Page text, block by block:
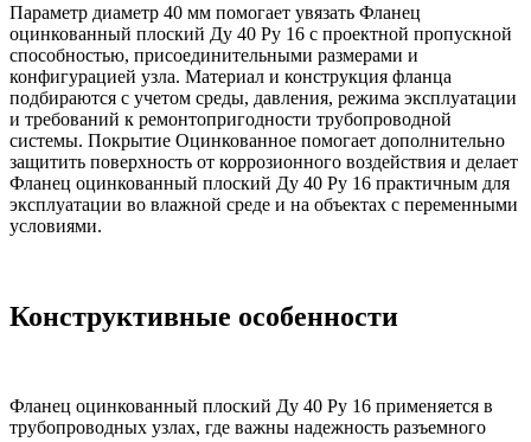
Параметр диаметр 40 мм помогает увязать Фланец
оцинкованный плоский Ду 40 Ру 16 с проектной пропускной
способностью, присоединительными размерами и
конфигурацией узла. Материал и конструкция фланца
подбираются с учетом среды, давления, режима эксплуатации
и требований к ремонтопригодности трубопроводной
системы. Покрытие Оцинкованное помогает дополнительно
защитить поверхность от коррозионного воздействия и делает
Фланец оцинкованный плоский Ду 40 Ру 16 практичным для
эксплуатации во влажной среде и на объектах с переменными
условиями.
Конструктивные особенности
Фланец оцинкованный плоский Ду 40 Ру 16 применяется в
трубопроводных узлах, где важны надежность разъемного